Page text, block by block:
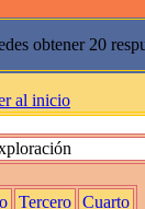
obtener 20
al inicio
Tercero Cuarto